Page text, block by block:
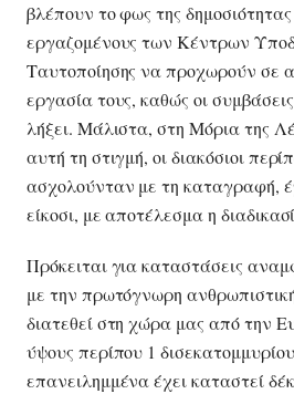
βλέπουν το φως της
εργαζομένους των Κέντρων
Ταυτοποίησης να προχωρούν σε
εργασία τους, καθώς οι
λήξει. Μάλιστα, στη Μόρια της
αυτή τη στιγμή, οι διακόσιοι
ασχολούνταν με τη καταγραφή,
είκοσι, με αποτέλεσμα η
Πρόκειται για καταστάσεις
με την πρωτόγνωρη
διατεθεί στη χώρα μας από την
ύψους περίπου 1
επανειλημμένα έχει καταστεί